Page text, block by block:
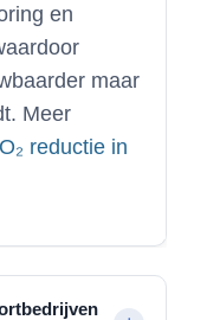
en
maar
Meer
reductie in